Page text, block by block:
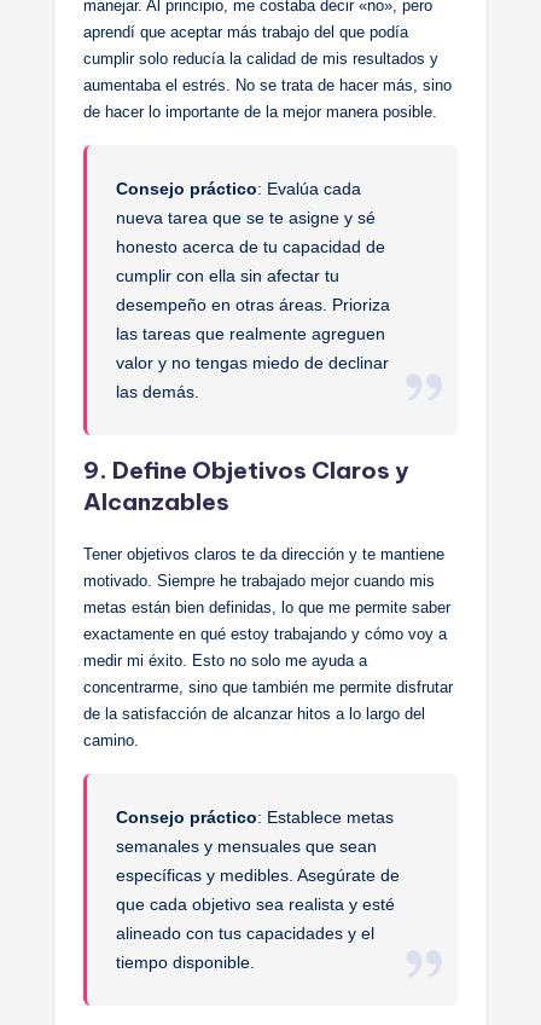
manejar. Al principio, me costaba decir «no», pero
aprendí que aceptar más trabajo del que podía
cumplir solo reducía la calidad de mis resultados y
aumentaba el estrés. No se trata de hacer más, sino
de hacer lo importante de la mejor manera posible.
Consejo práctico: Evalúa cada
nueva tarea que se te asigne y sé
honesto acerca de tu capacidad de
cumplir con ella sin afectar tu
desempeño en otras áreas. Prioriza
las tareas que realmente agreguen
valor y no tengas miedo de declinar
las demás.
9. Define Objetivos Claros y
Alcanzables
Tener objetivos claros te da dirección y te mantiene
motivado. Siempre he trabajado mejor cuando mis
metas están bien definidas, lo que me permite saber
exactamente en qué estoy trabajando y cómo voy a
medir mi éxito. Esto no solo me ayuda a
concentrarme, sino que también me permite disfrutar
de la satisfacción de alcanzar hitos a lo largo del
camino.
Consejo práctico: Establece metas
semanales y mensuales que sean
específicas y medibles. Asegúrate de
que cada objetivo sea realista y esté
alineado con tus capacidades y el
tiempo disponible.